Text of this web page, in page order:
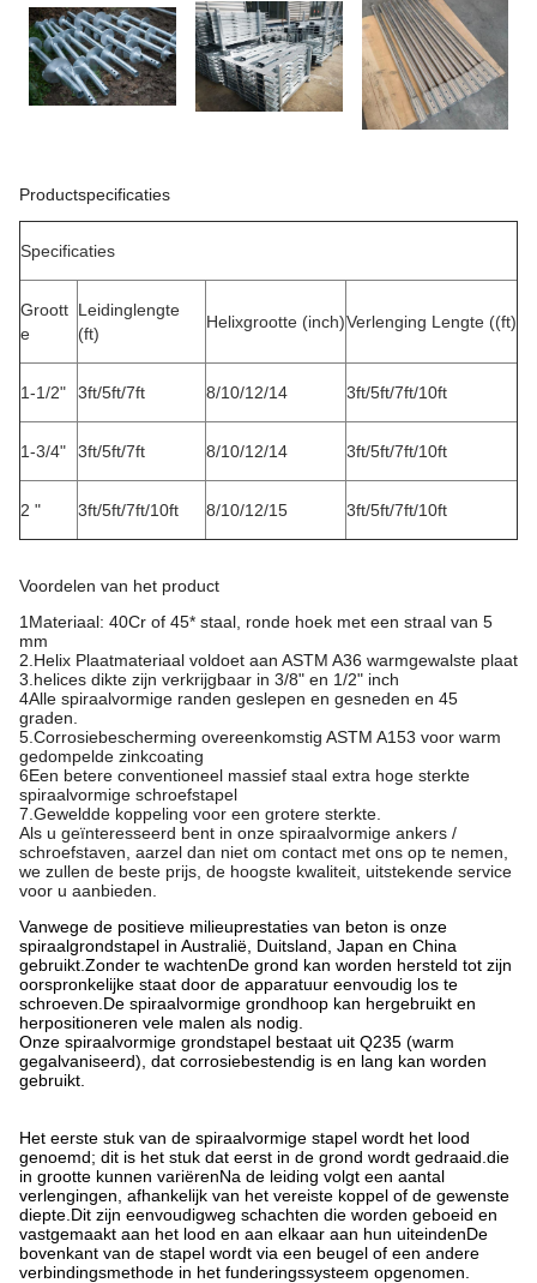
Productspecificaties
Specificaties
Groott
e
Leidinglengte
(ft)
Helixgrootte (inch)Verlenging Lengte ((ft)
1-1/2" 3ft/5ft/7ft 8/10/12/14 3ft/5ft/7ft/10ft
1-3/4" 3ft/5ft/7ft 8/10/12/14 3ft/5ft/7ft/10ft
2 " 3ft/5ft/7ft/10ft 8/10/12/15 3ft/5ft/7ft/10ft
Voordelen van het product
1Materiaal: 40Cr of 45* staal, ronde hoek met een straal van 5
mm
2.Helix Plaatmateriaal voldoet aan ASTM A36 warmgewalste plaat
3.helices dikte zijn verkrijgbaar in 3/8" en 1/2" inch
4Alle spiraalvormige randen geslepen en gesneden en 45
graden.
5.Corrosiebescherming overeenkomstig ASTM A153 voor warm
gedompelde zinkcoating
6Een betere conventioneel massief staal extra hoge sterkte
spiraalvormige schroefstapel
7.Geweldde koppeling voor een grotere sterkte.
Als u geïnteresseerd bent in onze spiraalvormige ankers /
schroefstaven, aarzel dan niet om contact met ons op te nemen,
we zullen de beste prijs, de hoogste kwaliteit, uitstekende service
voor u aanbieden.
Vanwege de positieve milieuprestaties van beton is onze
spiraalgrondstapel in Australië, Duitsland, Japan en China
gebruikt.Zonder te wachtenDe grond kan worden hersteld tot zijn
oorspronkelijke staat door de apparatuur eenvoudig los te
schroeven.De spiraalvormige grondhoop kan hergebruikt en
herpositioneren vele malen als nodig.
Onze spiraalvormige grondstapel bestaat uit Q235 (warm
gegalvaniseerd), dat corrosiebestendig is en lang kan worden
gebruikt.
Het eerste stuk van de spiraalvormige stapel wordt het lood
genoemd; dit is het stuk dat eerst in de grond wordt gedraaid.die
in grootte kunnen variërenNa de leiding volgt een aantal
verlengingen, afhankelijk van het vereiste koppel of de gewenste
diepte.Dit zijn eenvoudigweg schachten die worden geboeid en
vastgemaakt aan het lood en aan elkaar aan hun uiteindenDe
bovenkant van de stapel wordt via een beugel of een andere
verbindingsmethode in het funderingssysteem opgenomen.